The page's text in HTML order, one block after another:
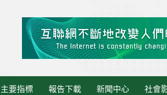
主要指標 報告下載 新聞中心 社會